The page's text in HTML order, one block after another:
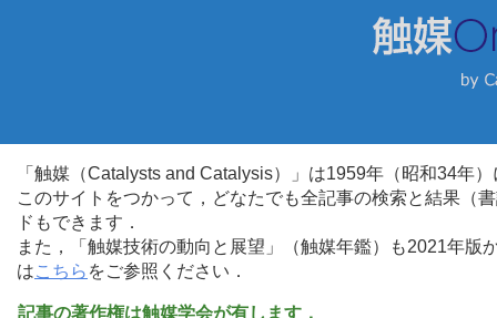
「触媒（Catalysts and Catalysis）」は1959年（昭和34年
このサイトをつかって，どなたでも全記事の検索と結果（
ドもできます．
また，「触媒技術の動向と展望」（触媒年鑑）も2021年
はこちら をご参照ください．
記事の著作権は触媒学会が有します．